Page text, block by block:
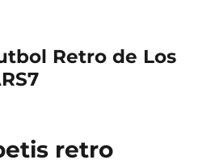
Retro de Los
retro